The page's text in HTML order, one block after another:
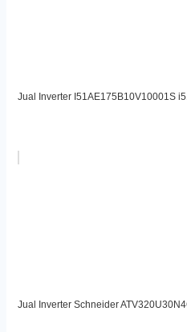
Jual Inverter I51AE175B10V10001S
Jual Inverter Schneider